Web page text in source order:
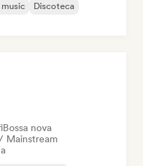
music
Discoteca
Bossa nova
Mainstream